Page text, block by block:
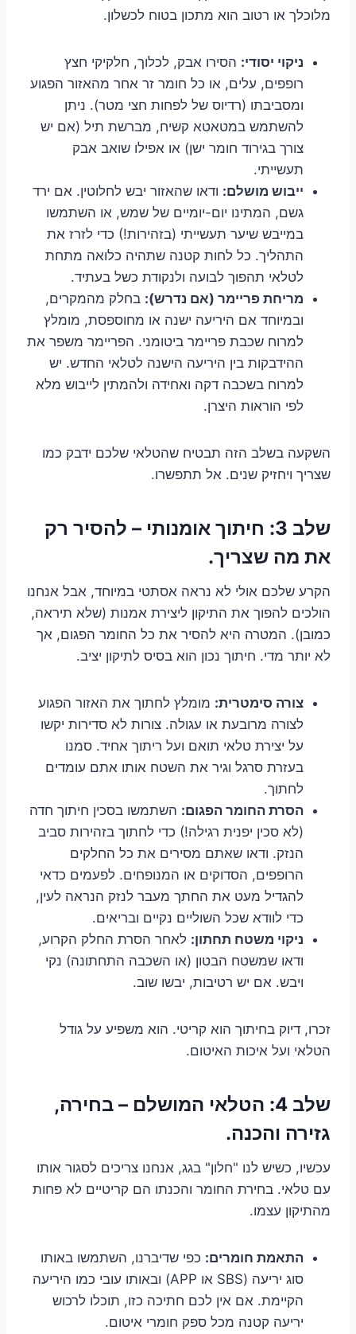
מלוכלך או רטוב הוא מתכון בטוח לכשלון.
ניקוי יסודי: הסירו אבק, לכלוך, חלקיקי חצץ
רופפים, עלים, או כל חומר זר אחר מהאזור הפגוע
ומסביבתו (רדיוס של לפחות חצי מטר). ניתן
להשתמש במטאטא קשיח, מברשת תיל (אם יש
צורך בגירוד חומר ישן) או אפילו שואב אבק
תעשייתי.
ייבוש מושלם: ודאו שהאזור יבש לחלוטין. אם ירד
גשם, המתינו יום-יומיים של שמש, או השתמשו
במייבש שיער תעשייתי (בזהירות!) כדי לזרז את
התהליך. כל לחות קטנה שתהיה כלואה מתחת
לטלאי תהפוך לבועה ולנקודת כשל בעתיד.
מריחת פריימר (אם נדרש): בחלק מהמקרים,
ובמיוחד אם היריעה ישנה או מחוספסת, מומלץ
למרוח שכבת פריימר ביטומני. הפריימר משפר את
ההידבקות בין היריעה הישנה לטלאי החדש. יש
למרוח בשכבה דקה ואחידה ולהמתין לייבוש מלא
לפי הוראות היצרן.
השקעה בשלב הזה תבטיח שהטלאי שלכם ידבק כמו
שצריך ויחזיק שנים. אל תתפשרו.
שלב 3: חיתוך אומנותי – להסיר רק
את מה שצריך.
הקרע שלכם אולי לא נראה אסתטי במיוחד, אבל אנחנו
הולכים להפוך את התיקון ליצירת אמנות (שלא תיראה,
כמובן). המטרה היא להסיר את כל החומר הפגום, אך
לא יותר מדי. חיתוך נכון הוא בסיס לתיקון יציב.
צורה סימטרית: מומלץ לחתוך את האזור הפגוע
לצורה מרובעת או עגולה. צורות לא סדירות יקשו
על יצירת טלאי תואם ועל ריתוך אחיד. סמנו
בעזרת סרגל וגיר את השטח אותו אתם עומדים
לחתוך.
הסרת החומר הפגום: השתמשו בסכין חיתוך חדה
(לא סכין יפנית רגילה!) כדי לחתוך בזהירות סביב
הנזק. ודאו שאתם מסירים את כל החלקים
הרופפים, הסדוקים או המנופחים. לפעמים כדאי
להגדיל מעט את החתך מעבר לנזק הנראה לעין,
כדי לוודא שכל השוליים נקיים ובריאים.
ניקוי משטח תחתון: לאחר הסרת החלק הקרוע,
ודאו שמשטח הבטון (או השכבה התחתונה) נקי
ויבש. אם יש רטיבות, יבשו שוב.
זכרו, דיוק בחיתוך הוא קריטי. הוא משפיע על גודל
הטלאי ועל איכות האיטום.
שלב 4: הטלאי המושלם – בחירה,
גזירה והכנה.
עכשיו, כשיש לנו "חלון" בגג, אנחנו צריכים לסגור אותו
עם טלאי. בחירת החומר והכנתו הם קריטיים לא פחות
מהתיקון עצמו.
התאמת חומרים: כפי שדיברנו, השתמשו באותו
סוג יריעה (SBS או APP) ובאותו עובי כמו היריעה
הקיימת. אם אין לכם חתיכה כזו, תוכלו לרכוש
יריעה קטנה מכל ספק חומרי איטום.